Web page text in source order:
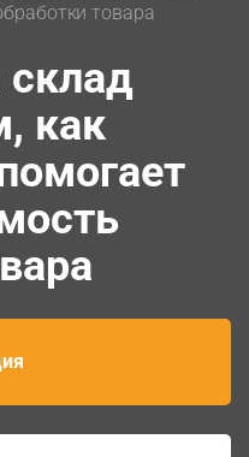
товара
склад
как